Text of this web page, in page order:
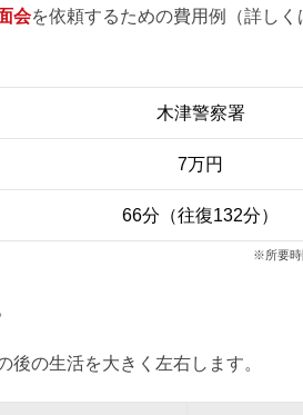
会を依頼するための費用例（詳しく
木津警察署
7万円
66分（往復132分）
※所要時
後の生活を大きく左右します。